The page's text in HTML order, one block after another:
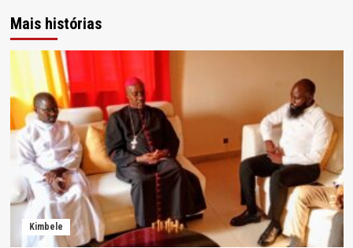
Mais histórias
Kimbele